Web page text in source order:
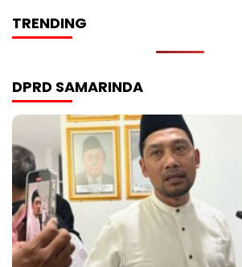
TRENDING
DPRD SAMARINDA